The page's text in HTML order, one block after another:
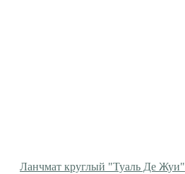
Ланчмат круглый "Туаль Де Жуи"